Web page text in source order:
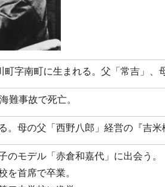
町字南町に生まれる。父「常吉」、
難事故で死亡。
。母の父「西野八郎」経営の『吉米
のモデル「赤倉和嘉代」に出会う。
を首席で卒業。